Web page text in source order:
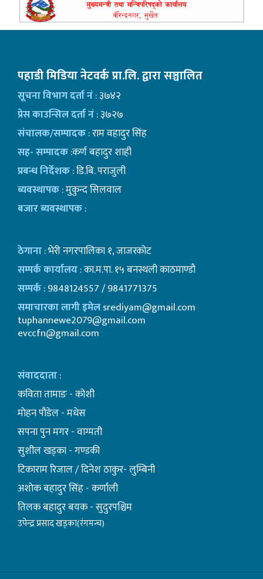
पहाडी मिडिया नेटवर्क प्रा.लि. द्वारा सञ्चालित
सूचना विभाग दर्ता नं: ३७४२
प्रेस काउन्सिल दर्ता नं: ३७२७
संचालक/सम्पादक: राम वहादुर सिंह
सह- सम्पादक:कर्ण बहादुर शाही
प्रबन्ध निर्देशक: डि.बि. पराजुली
ब्यवस्थापक: मुकुन्द सिलवाल
बजार ब्यवस्थापक:
ठेगाना: भेरी नगरपालिका १, जाजरकोट
सम्पर्क कार्यालय: का.म.पा. १५ बनस्थली काठमाण्डाै
सम्पर्क: 9848124557 / 9841771375
समाचारका लागी इमेलsrediyam@gmail.com
tuphannewe2079@gmail.com
evccfn@gmail.com
संवाददाता:
कविता तामाङ - कोशी
माेहन पाैडेल - मधेस
सपना पुन मगर - वाग्मती
सुशील खड्का - गण्डकी
टिकाराम रिजाल / दिनेश ठाकुर- लुम्बिनी
अशाेक बहादुर सिंह - कर्णाली
तिलक बहादुर बयक - सुदुरपश्चिम
उपेन्द्र प्रसाद खड्का(रंगमन्च)